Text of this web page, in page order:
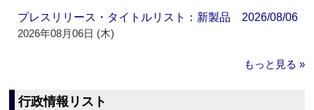
プレスリリース・タイトルリスト：新製品 2026/08/06
2026年08月06日 (木)
もっと見る »
行政情報リスト